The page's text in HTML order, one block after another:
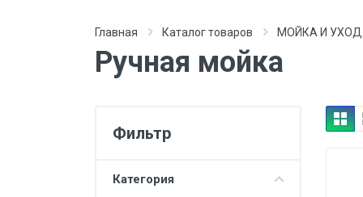
МАРКЕТИНГ
МОЙКА И УХОД
ПОЛИРОВКА
ПЛЁНКИ И ИНСТРУМЕНТ
Главная Каталог товаров МОЙКА И УХОД
Ручная мойка
Фильтр
Категория